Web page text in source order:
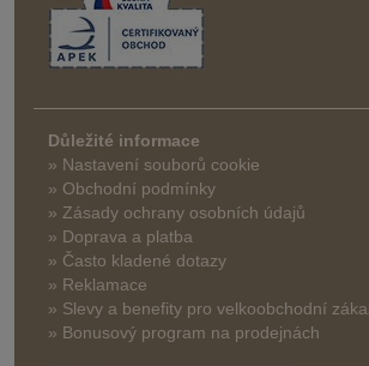
Důležité informace
» Nastavení souborů cookie
» Obchodní podmínky
» Zásady ochrany osobních údajů
» Doprava a platba
» Často kladené dotazy
» Reklamace
» Slevy a benefity pro velkoobchodní
» Bonusový program na prodejnách